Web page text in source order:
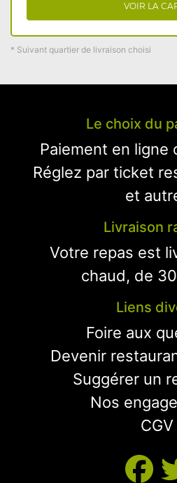
VOIR LA
* Suivant quartier de livraison choisi
Le choix du
Paiement en ligne
Réglez par ticket
et
Livraison
Votre repas est
chaud, de
Liens
Foire aux
Devenir
Suggérer un
Nos
CGV